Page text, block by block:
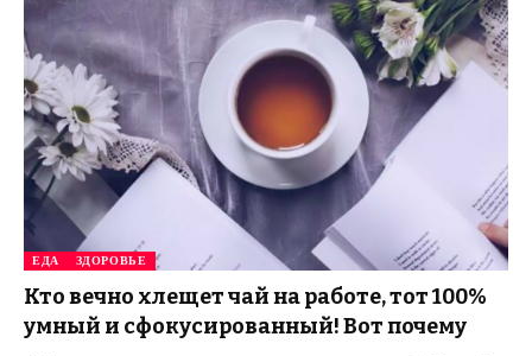
ЕДА ЗДОРОВЬЕ
Кто вечно хлещет чай на работе, тот 100%
умный и сфокусированный! Вот почему